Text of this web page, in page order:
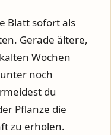
Blatt sofort als
Gerade ältere,
Wochen
noch
du
Pflanze die
zu erholen.